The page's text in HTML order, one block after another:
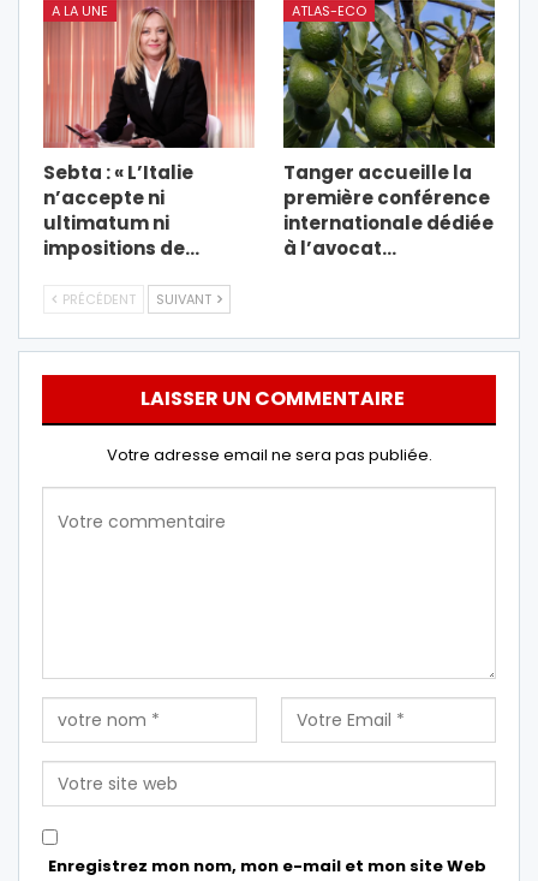
A LA UNE
Sebta : « L’Italie
n’accepte ni
ultimatum ni
impositions de…
ATLAS-ECO
Tanger accueille la
première conférence
internationale dédiée
à l’avocat…
PRÉCÉDENT SUIVANT
LAISSER UN COMMENTAIRE
Votre adresse email ne sera pas publiée.
Enregistrez mon nom, mon e-mail et mon site Web